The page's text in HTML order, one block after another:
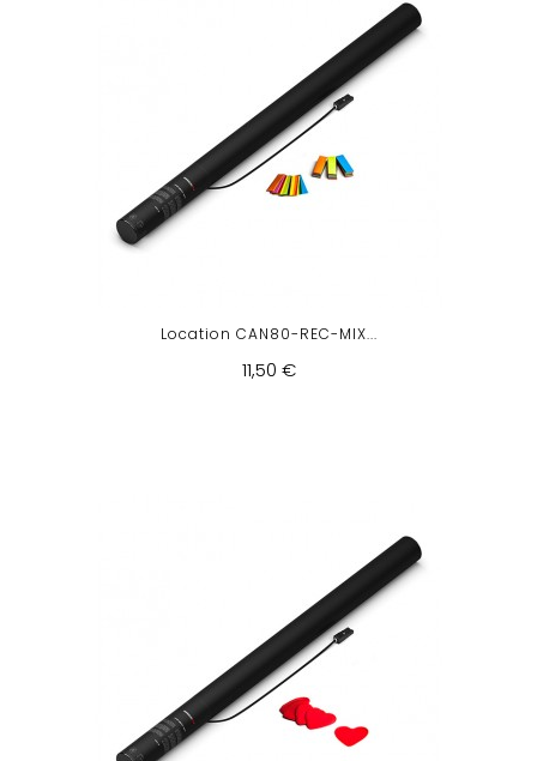
Location CAN80-REC-MIX...
11,50 €